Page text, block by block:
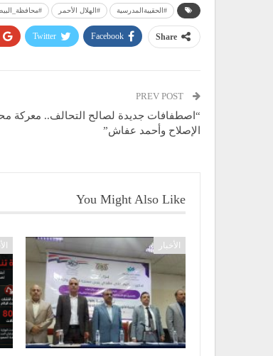
#الحقيبةالمدرسية #الهلال الأحمر
Share
Facebook
Twitter
“اصطفافات جديدة لصالح التحالف.. معركة
الإصلاح وأحمد عفاش”
You Might Also Like
الأخبار